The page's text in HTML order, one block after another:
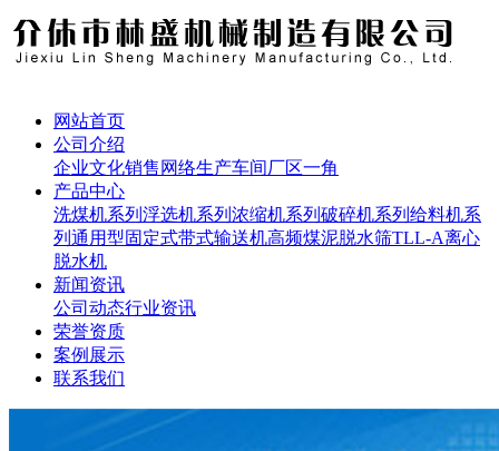
网站首页
公司介绍
企业文化销售网络生产车间厂区一角
产品中心
洗煤机系列 浮选机系列 浓缩机系列 破碎机系列 给料机系
列 通用型固定式带式输送机高频煤泥脱水筛TLL-A离心
脱水机
新闻资讯
公司动态行业资讯
荣誉资质
案例展示
联系我们